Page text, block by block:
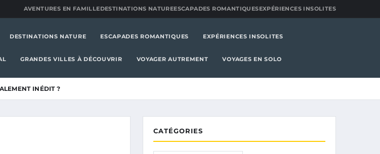
AVENTURES EN FAMILLEDESTINATIONS NATUREESCAPADES ROMANTIQUESEXPÉRIENCES INSOLITES
DESTINATIONS NATURE ESCAPADES ROMANTIQUES EXPÉRIENCES INSOLITES
GRANDES VILLES À DÉCOUVRIR VOYAGER AUTREMENT VOYAGES EN SOLO
INÉDIT ?
CATÉGORIES